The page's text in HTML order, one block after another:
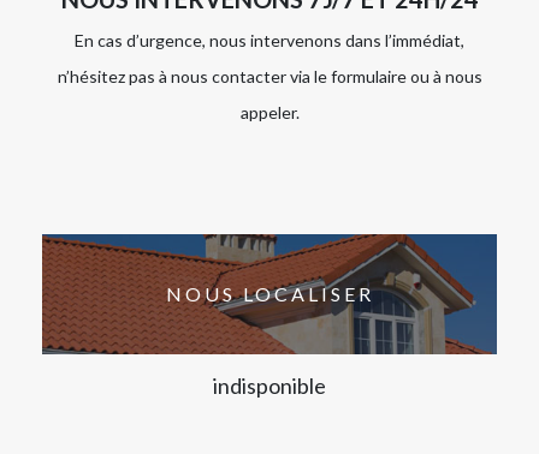
En cas d’urgence, nous intervenons dans l’immédiat,
n’hésitez pas à nous contacter via le formulaire ou à nous
appeler.
NOUS LOCALISER
indisponible